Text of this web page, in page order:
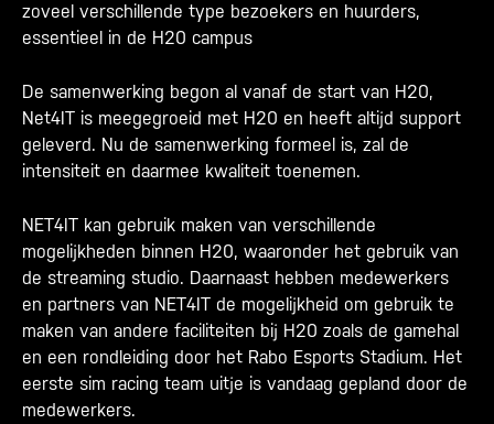
zoveel verschillende type bezoekers en huurders,
essentieel in de H20 campus
De samenwerking begon al vanaf de start van H20,
Net4IT is meegegroeid met H20 en heeft altijd support
geleverd. Nu de samenwerking formeel is, zal de
intensiteit en daarmee kwaliteit toenemen.
NET4IT kan gebruik maken van verschillende
mogelijkheden binnen H20, waaronder het gebruik van
de streaming studio. Daarnaast hebben medewerkers
en partners van NET4IT de mogelijkheid om gebruik te
maken van andere faciliteiten bij H20 zoals de gamehal
en een rondleiding door het Rabo Esports Stadium. Het
eerste sim racing team uitje is vandaag gepland door de
medewerkers.